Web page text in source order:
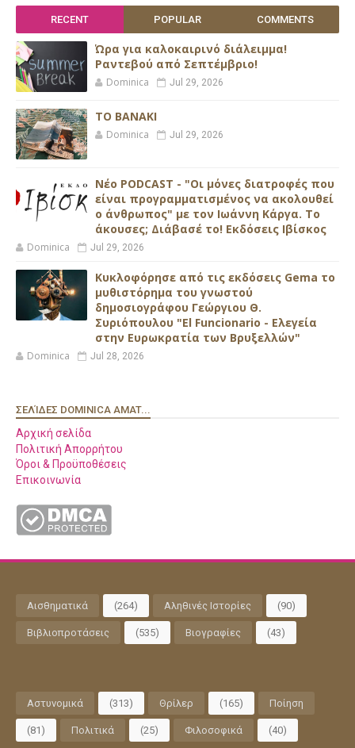
RECENT POPULAR COMMENTS
Ώρα για καλοκαιρινό διάλειμμα!
Ραντεβού από Σεπτέμβριο!
Dominica Jul 29, 2026
ΤΟ ΒΑΝΑΚΙ
Dominica Jul 29, 2026
Νέο PODCAST - "Οι μόνες διατροφές που
είναι προγραμματισμένος να ακολουθεί
ο άνθρωπος" με τον Ιωάννη Κάργα. Το
άκουσες; Διάβασέ το! Εκδόσεις Ιβίσκος
Dominica Jul 29, 2026
Κυκλοφόρησε από τις εκδόσεις Gema το
μυθιστόρημα του γνωστού
δημοσιογράφου Γεώργιου Θ.
Συριόπουλου "El Funcionario - Ελεγεία
στην Ευρωκρατία των Βρυξελλών"
Dominica Jul 28, 2026
ΣΕΛΊΔΕΣ DOMINICA AMAT...
Αρχική σελίδα
Πολιτική Απορρήτου
Όροι & Προϋποθέσεις
Επικοινωνία
Αισθηματικά (264) Αληθινές Ιστορίες (90)
Βιβλιοπροτάσεις (535) Βιογραφίες (43)
Αστυνομικά (313) Θρίλερ (165) Ποίηση
(81) Πολιτικά (25) Φιλοσοφικά (40)